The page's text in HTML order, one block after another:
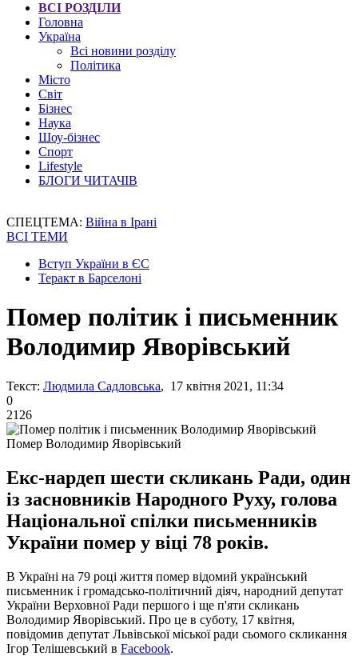
ВСІ РОЗДІЛИ
Головна
Україна
Всі новини розділу
Політика
Місто
Світ
Бізнес
Наука
Шоу-бізнес
Спорт
Lifestyle
БЛОГИ ЧИТАЧІВ
СПЕЦТЕМА: Війна в Ірані
ВСІ ТЕМИ
Вступ України в ЄС
Теракт в Барселоні
Помер політик і письменник
Володимир Яворівський
Текст: Людмила Садловська, 17 квітня 2021, 11:34
0
2126
Помер Володимир Яворівський
Екс-нардеп шести скликань Ради, один
із засновників Народного Руху, голова
Національної спілки письменників
України помер у віці 78 років.
В Україні на 79 році життя помер відомий український
письменник і громадсько-політичний діяч, народний депутат
України Верховної Ради першого і ще п'яти скликань
Володимир Яворівський. Про це в суботу, 17 квітня,
повідомив депутат Львівської міської ради сьомого скликання
Ігор Телішевський в Facebook.